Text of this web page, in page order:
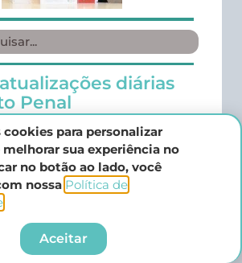
diárias
Penal
Receber atualizações
para personalizar
sua experiência no
no botão ao lado, você
nossa Política de
.​
Aceitar